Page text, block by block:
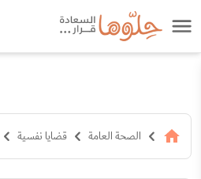
الصحة العامة قضايا نفسية